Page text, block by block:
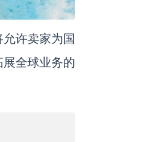
许卖家为国
全球业务的